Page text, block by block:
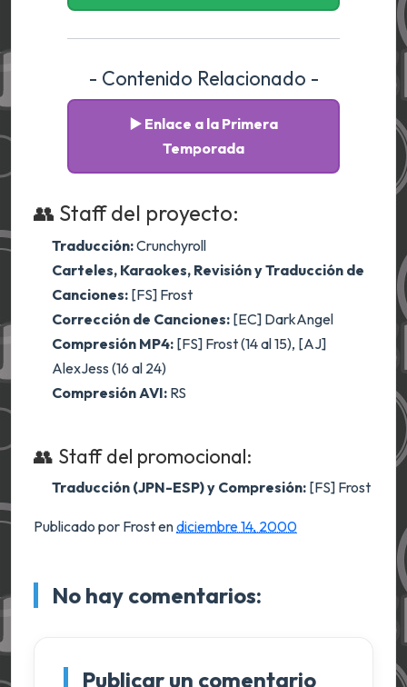
- Contenido Relacionado -
▶️ Enlace a la Primera
Temporada
👥 Staff del proyecto:
Traducción:Crunchyroll
Carteles, Karaokes, Revisión y Traducción de
Canciones: [FS] Frost
Corrección de Canciones: [EC] DarkAngel
Compresión MP4: [FS] Frost (14 al 15), [AJ]
AlexJess (16 al 24)
Compresión AVI: RS
👥 Staff del promocional:
Traducción (JPN-ESP) y Compresión: [FS] Frost
Publicado por Frostendiciembre 14, 2000
No hay comentarios:
Publicar un comentario